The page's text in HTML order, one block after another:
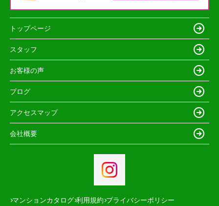
トップページ
スタッフ
お客様の声
ブログ
アクセスマップ
会社概要
マンションカタログ 利用規約 プライバシーポリシー